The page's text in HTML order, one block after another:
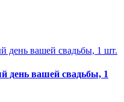
день вашей свадьбы, 1